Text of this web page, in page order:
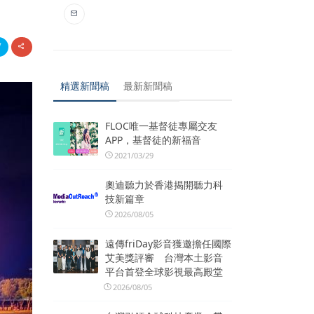
精選新聞稿 最新新聞稿
FLOC唯一基督徒專屬交友
APP，基督徒的新福音
2021/03/29
奧迪聽力於香港揭開聽力科
技新篇章
2026/08/05
遠傳friDay影音獲邀擔任國際
艾美獎評審 台灣本土影音
平台首登全球影視最高殿堂
2026/08/05